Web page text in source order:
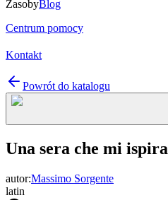
ZasobyBlog
Centrum pomocy
Kontakt
Powrót do katalogu
Una sera che mi ispira
autor:Massimo Sorgente
latin